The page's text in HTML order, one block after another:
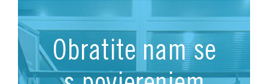
Obratite nam se